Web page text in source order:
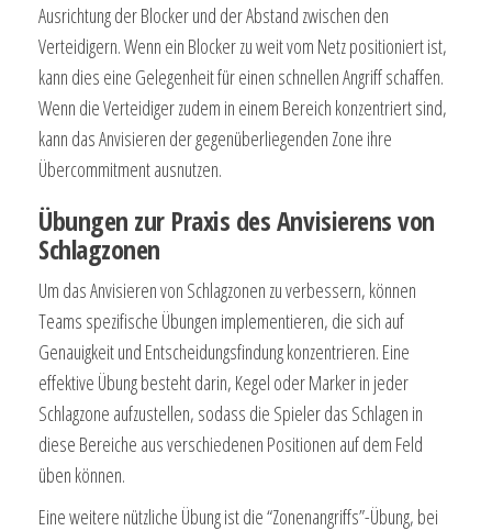
Ausrichtung der Blocker und der Abstand zwischen den
Verteidigern. Wenn ein Blocker zu weit vom Netz positioniert ist,
kann dies eine Gelegenheit für einen schnellen Angriff schaffen.
Wenn die Verteidiger zudem in einem Bereich konzentriert sind,
kann das Anvisieren der gegenüberliegenden Zone ihre
Übercommitment ausnutzen.
Übungen zur Praxis des Anvisierens von
Schlagzonen
Um das Anvisieren von Schlagzonen zu verbessern, können
Teams spezifische Übungen implementieren, die sich auf
Genauigkeit und Entscheidungsfindung konzentrieren. Eine
effektive Übung besteht darin, Kegel oder Marker in jeder
Schlagzone aufzustellen, sodass die Spieler das Schlagen in
diese Bereiche aus verschiedenen Positionen auf dem Feld
üben können.
Eine weitere nützliche Übung ist die “Zonenangriffs”-Übung, bei